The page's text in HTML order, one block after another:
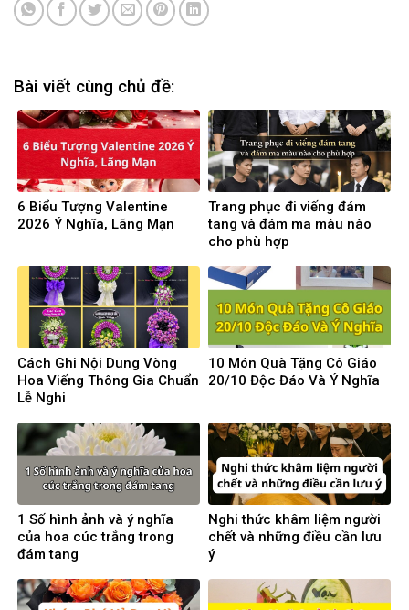
Bài viết cùng chủ đề:
6 Biểu Tượng Valentine
2026 Ý Nghĩa, Lãng Mạn
Trang phục đi viếng đám
tang và đám ma màu nào
cho phù hợp
Cách Ghi Nội Dung Vòng
Hoa Viếng Thông Gia Chuẩn
Lễ Nghi
10 Món Quà Tặng Cô Giáo
20/10 Độc Đáo Và Ý Nghĩa
1 Số hình ảnh và ý nghĩa
của hoa cúc trắng trong
đám tang
Nghi thức khâm liệm người
chết và những điều cần lưu
ý